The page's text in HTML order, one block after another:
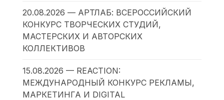
20.08.2026 — АРТЛАБ: ВСЕРОССИЙСКИЙ
КОНКУРС ТВОРЧЕСКИХ СТУДИЙ,
МАСТЕРСКИХ И АВТОРСКИХ
КОЛЛЕКТИВОВ
15.08.2026 — REACTION:
МЕЖДУНАРОДНЫЙ КОНКУРС РЕКЛАМЫ,
МАРКЕТИНГА И DIGITAL